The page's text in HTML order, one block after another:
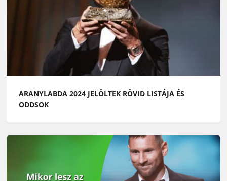
ARANYLABDA 2024 JELÖLTEK RÖVID LISTÁJA ÉS
ODDSOK